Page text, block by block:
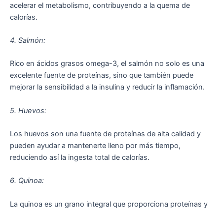
acelerar el metabolismo, contribuyendo a la quema de
calorías.
4. Salmón:
Rico en ácidos grasos omega-3, el salmón no solo es una
excelente fuente de proteínas, sino que también puede
mejorar la sensibilidad a la insulina y reducir la inflamación.
5. Huevos:
Los huevos son una fuente de proteínas de alta calidad y
pueden ayudar a mantenerte lleno por más tiempo,
reduciendo así la ingesta total de calorías.
6. Quinoa:
La quinoa es un grano integral que proporciona proteínas y